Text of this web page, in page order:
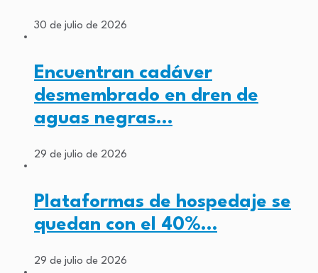
30 de julio de 2026
Encuentran cadáver
desmembrado en dren de
aguas negras…
29 de julio de 2026
Plataformas de hospedaje se
quedan con el 40%…
29 de julio de 2026